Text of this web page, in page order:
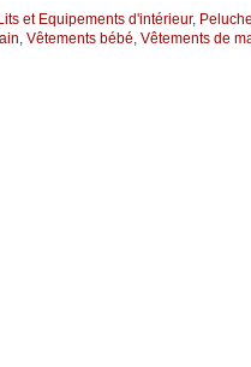
Lits et Equipements d'intérieur,
, Vêtements bébé, Vêtements de